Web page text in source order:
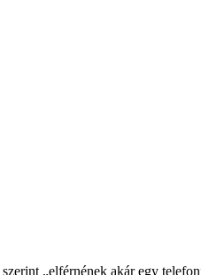
„elférnének akár egy